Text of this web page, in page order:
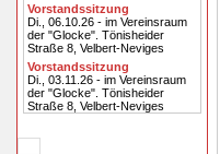
Vorstandssitzung
Di., 06.10.26 - im Vereinsraum
der "Glocke". Tönisheider
Straße 8, Velbert-Neviges
Vorstandssitzung
Di., 03.11.26 - im Vereinsraum
der "Glocke". Tönisheider
Straße 8, Velbert-Neviges